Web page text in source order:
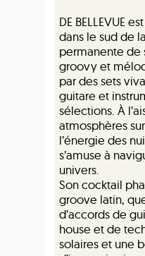
DE BELLEVUE
dans le sud de
permanente de
groovy et
par des sets
guitare et
sélections. À
atmosphères
l’énergie des
s’amuse à
univers.
Son cocktail
groove latin,
d’accords de
house et de
solaires et une